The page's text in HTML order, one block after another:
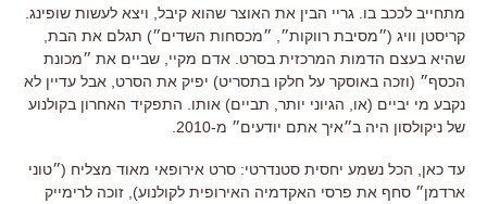
מתחייב לככב בו. גריי הבין את האוצר שהוא קיבל, ויצא לעשות שופינג.
קריסטן וויג (״מסיבת רווקות״, ״מכסחות השדים״) תגלם את הבת,
שהיא בעצם הדמות המרכזית בסרט. אדם מקיי, שביים את ״מכונת
הכסף״ (וזכה באוסקר על חלקו בתסריט) יפיק את הסרט, אבל עדיין לא
נקבע מי יביים (או, הגיוני יותר, תביים) אותו. התפקיד האחרון בקולנוע
של ניקולסון היה ב״איך אתם יודעים״ מ-2010.
עד כאן, הכל נשמע יחסית סטנדרטי: סרט אירופאי מאוד מצליח (״טוני
ארדמן״ סחף את פרסי האקדמיה האירופית לקולנוע), זוכה לרימייק